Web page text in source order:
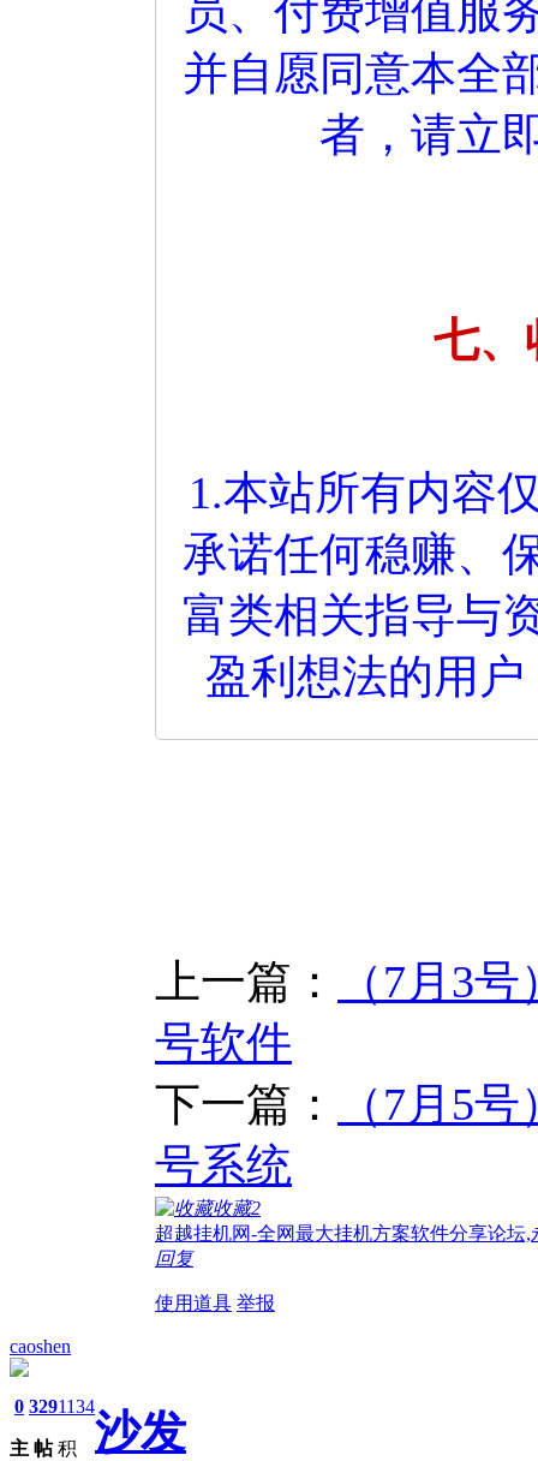
员、付费增值服
并自愿同意本全
者，请立
七、
1.本站所有内容
承诺任何稳赚、
富类相关指导与
盈利想法的用
上一篇：
（7月3
号软件
下一篇：
（7月5
号系统
收藏2
超越挂机网-全网最大挂机方案软件分享论坛,
回复
使用道具 举报
caoshen
0
主
329
帖
1134
积
沙发